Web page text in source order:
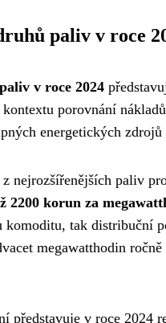
paliv v roce
v roce 2024
porovnání
energetických zdrojů
nejrozšířenějších paliv
2200 korun za
komoditu, tak distribuční
megawatthodin
představuje v roce 2024